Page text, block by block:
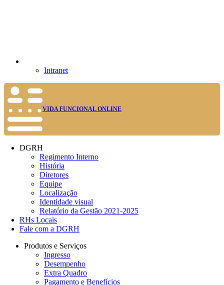
Intranet
VIDA FUNCIONAL ONLINE
DGRH
Regimento Interno
História
Diretores
Equipe
Localização
Identidade visual
Relatório da Gestão 2021-2025
RHs Locais
Fale com a DGRH
Produtos e Serviços
Ingresso
Desempenho
Extra Quadro
Pagamento e Benefícios